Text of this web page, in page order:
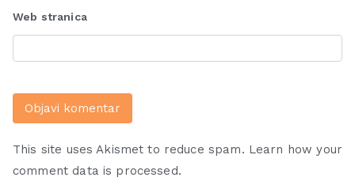
Web stranica
This site uses Akismet to reduce spam. Learn how your
comment data is processed.